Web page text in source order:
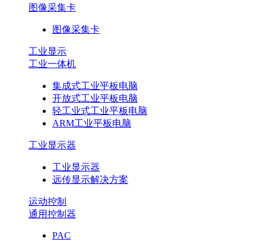
图像采集卡
图像采集卡
工业显示
工业一体机
集成式工业平板电脑
开放式工业平板电脑
轻工业式工业平板电脑
ARM工业平板电脑
工业显示器
工业显示器
远传显示解决方案
运动控制
通用控制器
PAC